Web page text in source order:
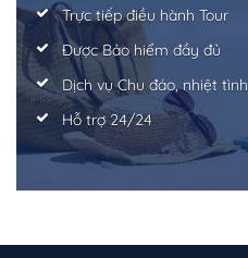
Trực tiếp điều hành Tour
Được Bảo hiểm đầy đủ
Dịch vụ Chu đáo, nhiệt tình
Hỗ trợ 24/24